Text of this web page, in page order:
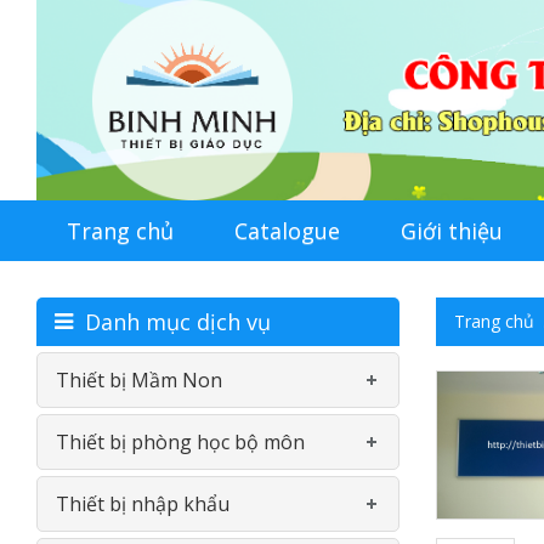
Trang chủ Catalogue Giới thiệu
Trang chủ
Danh mục dịch vụ
Thiết bị Mầm Non
Bàn-Ghế mầm non
Đồ chơi nhựa theo thông tư
Thiết bị phòng học bộ môn
Phòng học ngoại ngữ
Thiết bị nhập khẩu